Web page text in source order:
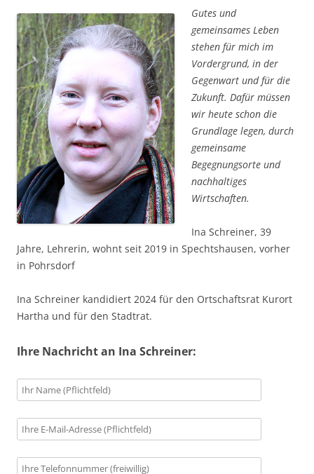
Gutes und
gemeinsames Leben
stehen für mich im
Vordergrund, in der
Gegenwart und für die
Zukunft. Dafür müssen
wir heute schon die
Grundlage legen, durch
gemeinsame
Begegnungsorte und
nachhaltiges
Wirtschaften.
Ina Schreiner, 39
Jahre, Lehrerin, wohnt seit 2019 in Spechtshausen, vorher
in Pohrsdorf
Ina Schreiner kandidiert 2024 für den Ortschaftsrat Kurort
Hartha und für den Stadtrat.
Ihre Nachricht an Ina Schreiner: